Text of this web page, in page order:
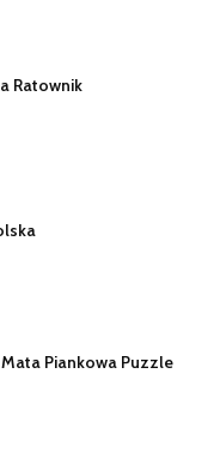
Ratownik
Piankowa Puzzle